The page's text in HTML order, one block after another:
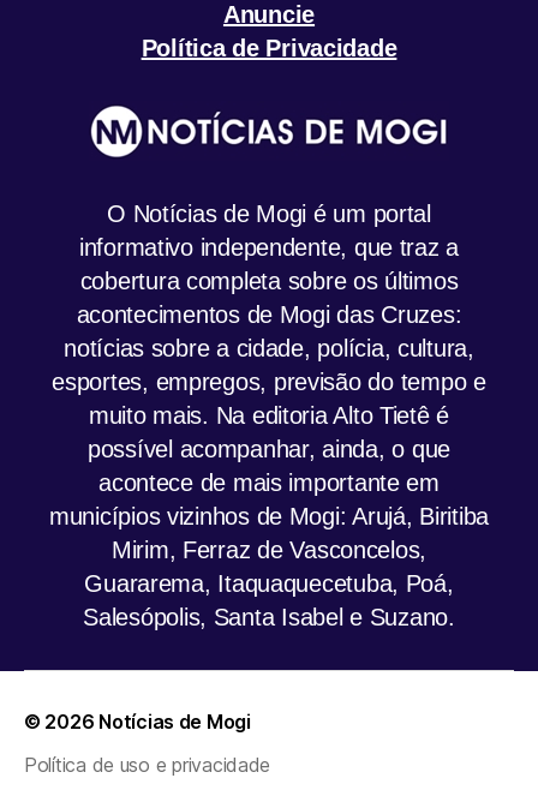
Anuncie
Política de Privacidade
O Notícias de Mogi é um portal
informativo independente, que traz a
cobertura completa sobre os últimos
acontecimentos de Mogi das Cruzes:
notícias sobre a cidade, polícia, cultura,
esportes, empregos, previsão do tempo e
muito mais. Na editoria Alto Tietê é
possível acompanhar, ainda, o que
acontece de mais importante em
municípios vizinhos de Mogi: Arujá, Biritiba
Mirim, Ferraz de Vasconcelos,
Guararema, Itaquaquecetuba, Poá,
Salesópolis, Santa Isabel e Suzano.
© 2026 Notícias de Mogi
Política de uso e privacidade